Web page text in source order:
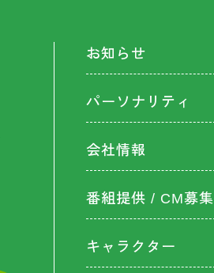
お知らせ
パーソナリティ
会社情報
番組提供 / CM募集
キャラクター